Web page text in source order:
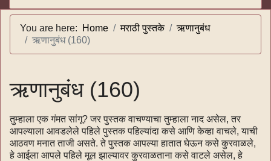
You are here: Home मराठी पुस्तके
ऋणानुबंध
ऋणानुबंध (160)
ऋणानुबंध (160)
तुम्हाला एक गंमत सांगू? जर पुस्तक वाचण्याचा तुम्हाला नाद असेल, तर
आपल्याला आवडलेले पहिले पुस्तक पहिल्यांदा कसे आणि केव्हा वाचले, याची
आठवण मनात ताजी असते. ते पुस्तक आपल्या हातात घेऊन कसे कुरवाळले,
हे आईला आपले पहिले मूल झाल्यावर कुरवाळताना कसे वाटले असेल, हे